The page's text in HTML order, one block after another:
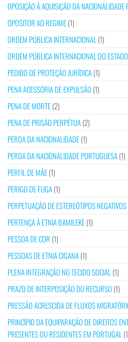
OPOSIÇÃO À AQUISIÇÃO DA NACIONALIDADE
OPOSITOR AO REGIME(1)
ORDEM PÚBLICA INTERNACIONAL (1)
ORDEM PÚBLICA INTERNACIONAL DO
PEDIDO DE PROTEÇÃO JURÍDICA(1)
PENA ACESSÓRIA DE EXPULSÃO (1)
PENA DE MORTE(2)
PENA DE PRISÃO PERPÉTUA(2)
PERDA DA NACIONALIDADE(1)
PERDA DA NACIONALIDADE PORTUGUESA(1)
PERFIL DE MÃE(1)
PERIGO DE FUGA(1)
PERPETUAÇÃO DE ESTEREÓTIPOS NEGATIVOS
PERTENÇA À ETNIA BAMILEKE(1)
PESSOA DE COR (1)
PESSOAS DE ETNIA CIGANA(1)
PLENA INTEGRAÇÃO NO TECIDO SOCIAL (1)
PRAZO DE INTERPOSIÇÃO DO RECURSO (1)
PRESSÃO ACRESCIDA DE FLUXOS
PRINCÍPIO DA EQUIPARAÇÃO DE DIREITOS
PRESENTES OU RESIDENTES EM PORTUGAL